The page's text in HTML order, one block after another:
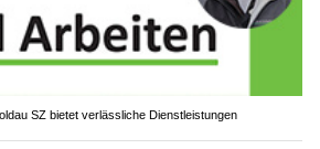
SZ bietet verlässliche Dienstleistungen